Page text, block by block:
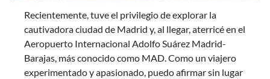
Recientemente, tuve el privilegio de explorar la
cautivadora ciudad de Madrid y, al llegar, aterricé en el
Aeropuerto Internacional Adolfo Suárez Madrid-
Barajas, más conocido como MAD. Como un viajero
experimentado y apasionado, puedo afirmar sin lugar